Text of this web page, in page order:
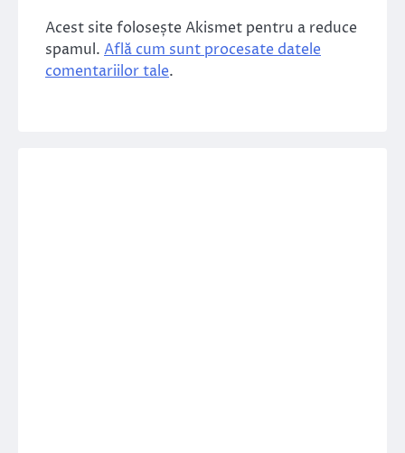
Acest site folosește Akismet pentru a reduce
spamul. Află cum sunt procesate datele
comentariilor tale.